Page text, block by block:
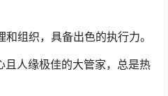
组织，具备出色的执行力。
且人缘极佳的大管家，总是热